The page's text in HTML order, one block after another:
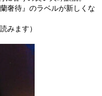
奢待』のラベルが新しくな
みます）